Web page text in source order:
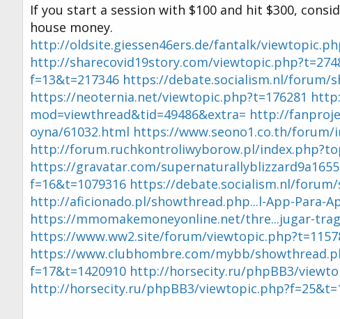
i
a
t
e
u
d
e
a
d
i
s
c
u
s
s
i
o
n
d
d
é
b
t
If you start a session with $100 and hit $300,
house money.
http://oldsite.giessen46ers.de/fantalk/
http://sharecovid19story.com/
f=13&t=217346 https://debate.socialism.nl/forum/
https://neoternia.net/viewtopic.php?t=176281
mod=viewthread&tid=49486&extra= http://
oyna/61032.html https://www.seono1.co.th/forum/
http://forum.ruchkontroliwyborow.pl/
https://gravatar.com/
f=16&t=1079316 https://debate.socialism.nl/forum/
http://aficionado.pl/showthread.php...l-App-Para-
https://mmomakemoneyonline.net/thre...jugar-
https://www.ww2.site/forum/
https://www.clubhombre.com/mybb/
f=17&t=1420910 http://horsecity.ru/phpBB3/
http://horsecity.ru/phpBB3/